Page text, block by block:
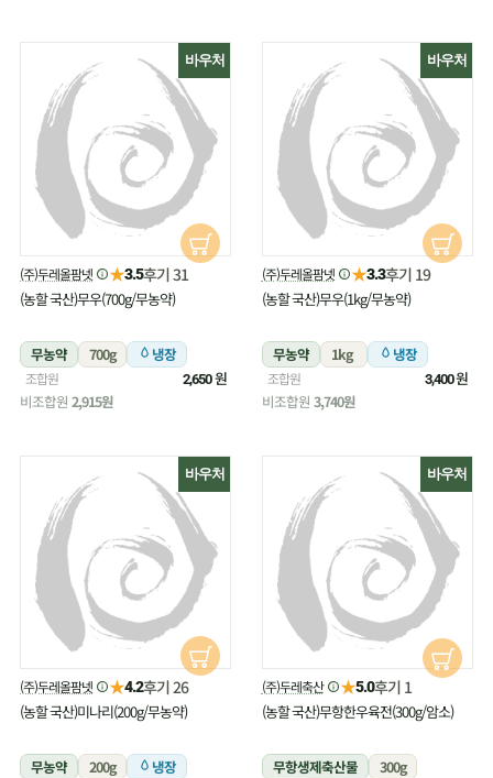
바우처
(주)두레올팜넷 ★3.3후기 19
(농할 국산)무우(1kg/무농약)
무농약 1kg 냉장
조합원 3,400원
비조합원 3,740원
바우처
(주)두레올팜넷 ★3.5후기 31
(농할 국산)무우(700g/무농약)
무농약 700g 냉장
조합원 2,650원
비조합원 2,915원
바우처
(주)두레축산 ★5.0후기 1
(농할 국산)무항한우육전(300g/암소)
무항생제축산물
300g
바우처
(주)두레올팜넷 ★4.2후기 26
(농할 국산)미나리(200g/무농약)
무농약 200g 냉장